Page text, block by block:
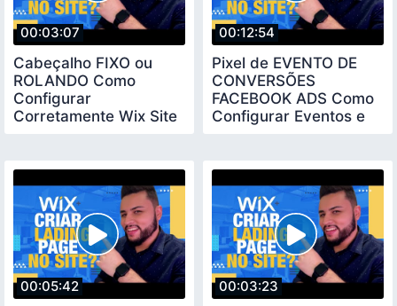
00:03:07
Cabeçalho FIXO ou
ROLANDO Como
Configurar
Corretamente Wix Site
00:12:54
Pixel de EVENTO DE
CONVERSÕES
FACEBOOK ADS Como
Configurar Eventos e
00:05:42 00:03:23